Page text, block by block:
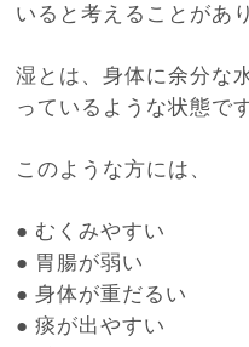
いると考えることがあ
湿とは、身体に余分な
っているような状態で
このような方には、
● むくみやすい
● 胃腸が弱い
● 身体が重だるい
● 痰が出やすい